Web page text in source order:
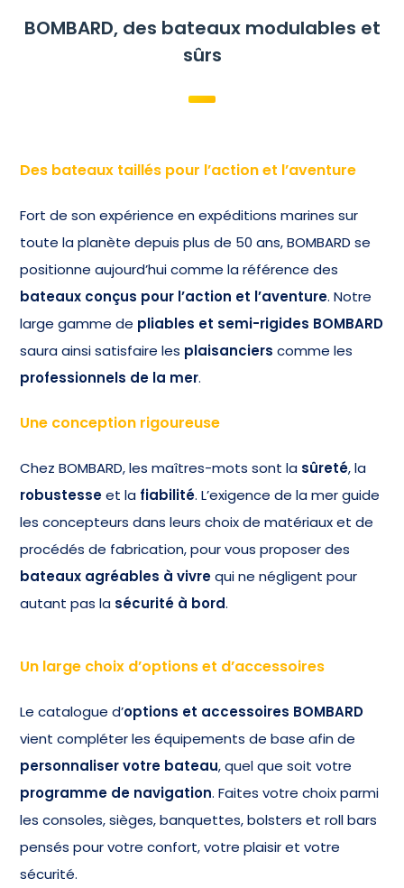
BOMBARD, des bateaux modulables et
sûrs
Des bateaux taillés pour l’action et l’aventure
Fort de son expérience en expéditions marines sur
toute la planète depuis plus de 50 ans, BOMBARD se
positionne aujourd’hui comme la référence des
bateaux conçus pour l’action et l’aventure. Notre
large gamme de pliables et semi-rigides BOMBARD
saura ainsi satisfaire les plaisanciers comme les
professionnels de la mer.
Une conception rigoureuse
Chez BOMBARD, les maîtres-mots sont la sûreté, la
robustesseet la fiabilité. L’exigence de la mer guide
les concepteurs dans leurs choix de matériaux et de
procédés de fabrication, pour vous proposer des
bateaux agréables à vivrequi ne négligent pour
autant pas la sécurité à bord.
Un large choix d’options et d’accessoires
Le catalogue d’options et accessoires BOMBARD
vient compléter les équipements de base afin de
personnaliser votre bateau, quel que soit votre
programme de navigation. Faites votre choix parmi
les consoles, sièges, banquettes, bolsters et roll bars
pensés pour votre confort, votre plaisir et votre
sécurité.